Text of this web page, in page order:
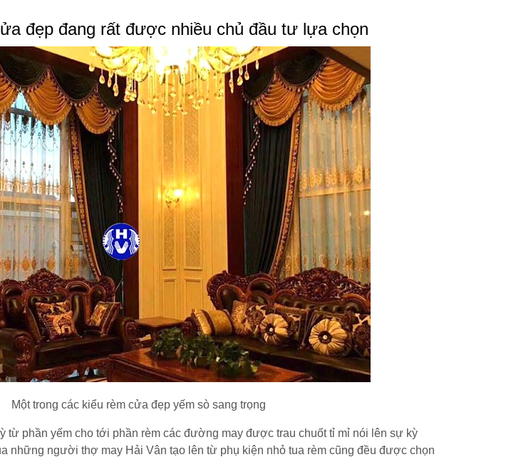
đẹp đang rất được nhiều chủ đầu tư lựa chọn
Một trong các kiểu rèm cửa đẹp yếm sò sang trọng
từ phần yếm cho tới phần rèm các đường may được trau chuốt tỉ mỉ nói lên sự kỳ
những người thợ may Hải Vân tạo lên từ phụ kiện nhỏ tua rèm cũng đều được chọn